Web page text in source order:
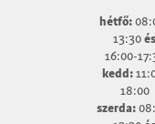
hétfő:
13:30és
16:00-
kedd:
18:00
szerda: